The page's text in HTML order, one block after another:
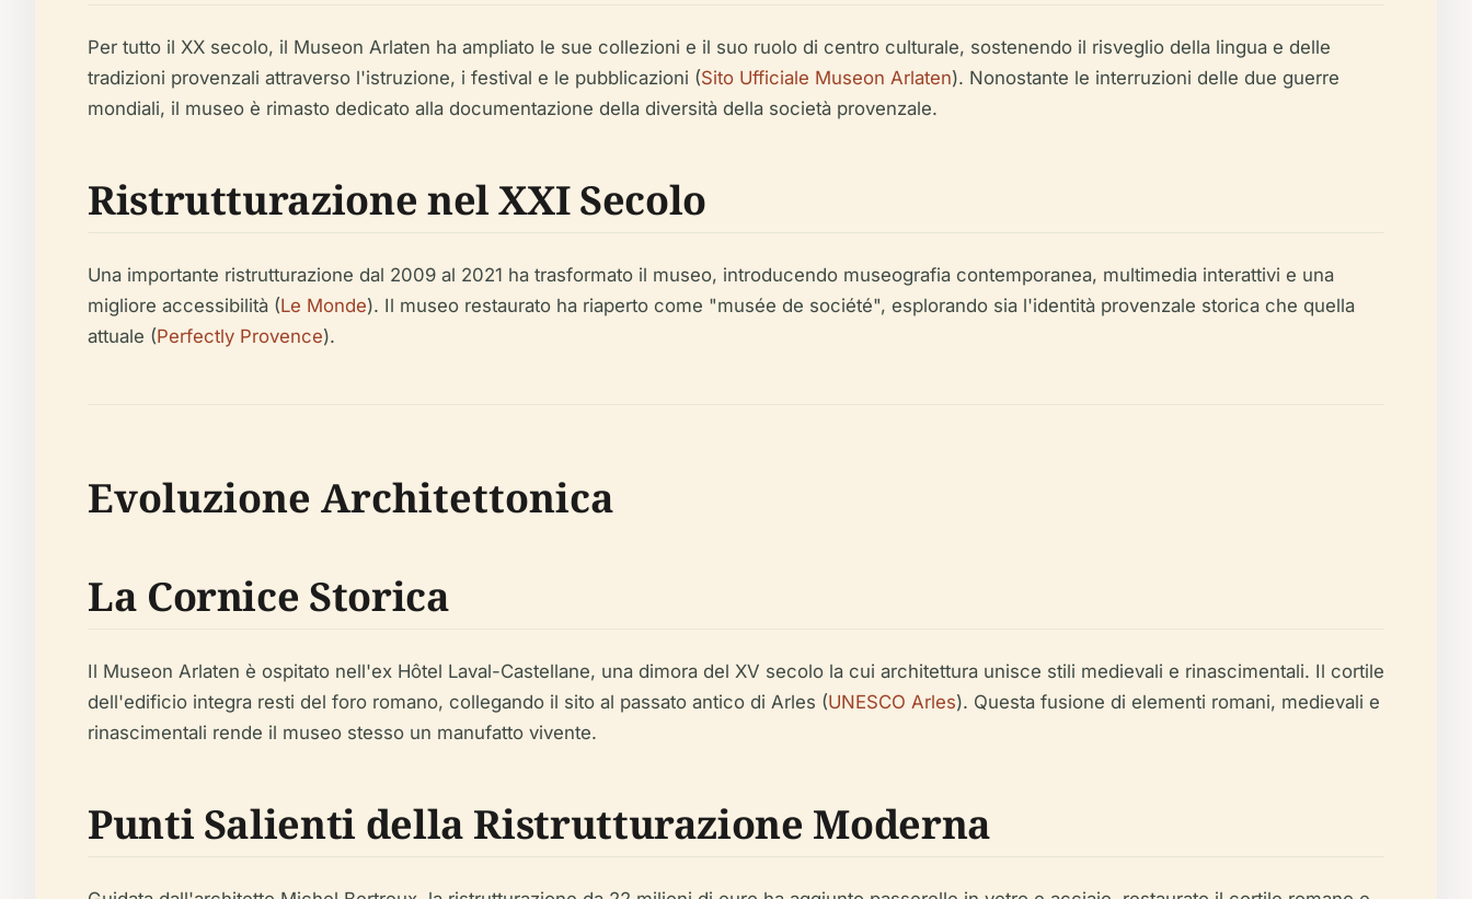
Per tutto il XX secolo, il Museon Arlaten ha ampliato le sue collezioni e il suo ruolo di centro culturale, sostenendo il risveglio della lingua e delle
tradizioni provenzali attraverso l'istruzione, i festival e le pubblicazioni (Sito Ufficiale Museon Arlaten). Nonostante le interruzioni delle due guerre
mondiali, il museo è rimasto dedicato alla documentazione della diversità della società provenzale.
Ristrutturazione nel XXI Secolo
Una importante ristrutturazione dal 2009 al 2021 ha trasformato il museo, introducendo museografia contemporanea, multimedia interattivi e una
migliore accessibilità (Le Monde). Il museo restaurato ha riaperto come "musée de société", esplorando sia l'identità provenzale storica che quella
attuale (Perfectly Provence).
Evoluzione Architettonica
La Cornice Storica
Il Museon Arlaten è ospitato nell'ex Hôtel Laval-Castellane, una dimora del XV secolo la cui architettura unisce stili medievali e rinascimentali. Il cortile
dell'edificio integra resti del foro romano, collegando il sito al passato antico di Arles (UNESCO Arles). Questa fusione di elementi romani, medievali e
rinascimentali rende il museo stesso un manufatto vivente.
Punti Salienti della Ristrutturazione Moderna